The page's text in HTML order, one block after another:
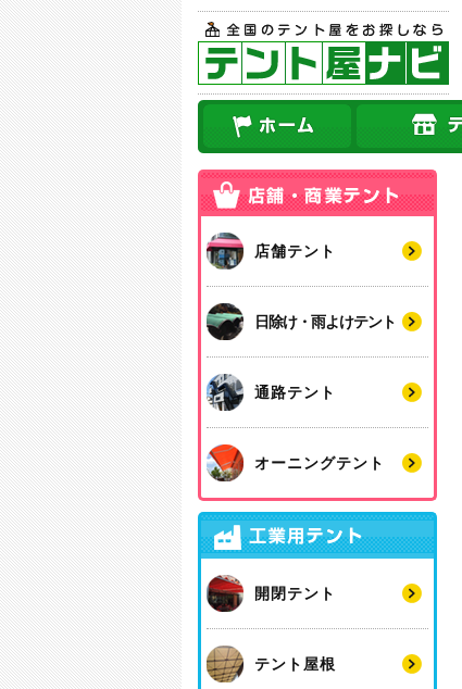
店舗テント
日除け・雨よけテント
通路テント
オーニングテント
開閉テント
テント屋根